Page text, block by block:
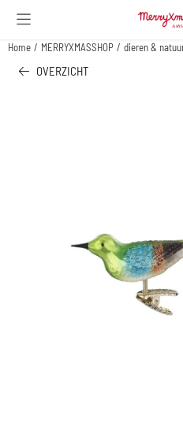
Cookievoorkeuren zijn beschikbaar.
Home / MERRYXMASSHOP / dieren &
OVERZICHT